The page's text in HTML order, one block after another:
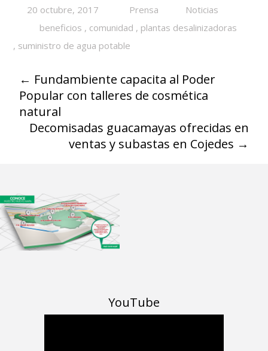
20 octubre, 2017 Prensa
Noticias
beneficios , comunidad , plantas desalinizadoras
, suministro de agua potable
← Fundambiente capacita al Poder
Popular con talleres de cosmética
natural
Decomisadas guacamayas ofrecidas en
ventas y subastas en Cojedes →
YouTube